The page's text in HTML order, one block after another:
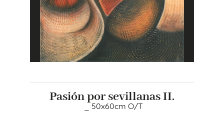
Pasión por sevillanas II.
_ 50x60cm O/T